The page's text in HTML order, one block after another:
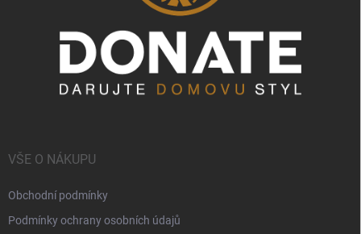
VŠE O NÁKUPU
Obchodní podmínky
Podmínky ochrany osobních údajů